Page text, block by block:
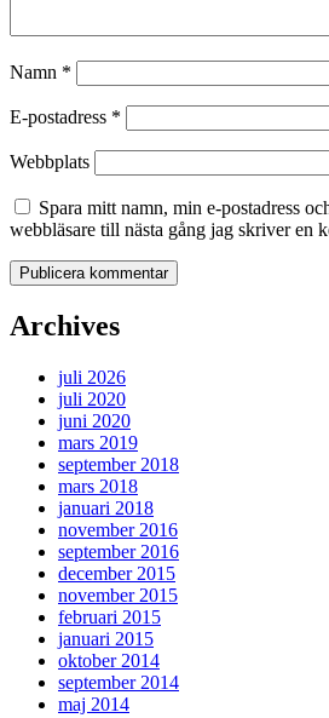
Namn *
E-postadress *
Webbplats
Spara mitt namn, min e-postadress
webbläsare till nästa gång jag skriver en
Archives
juli 2026
juli 2020
juni 2020
mars 2019
september 2018
mars 2018
januari 2018
november 2016
september 2016
december 2015
november 2015
februari 2015
januari 2015
oktober 2014
september 2014
maj 2014